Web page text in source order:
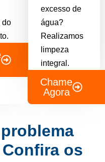
do
excesso de
água?
Realizamos
limpeza
integral.
Chame
Agora
os